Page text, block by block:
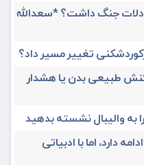
در معادلات جنگ داشت؟ *سعدالله
تغییر مسیر داد؟
طبیعی بدن یا هشدار
به والیبال نشسته بدهید
دارد، اما با ادبیاتی